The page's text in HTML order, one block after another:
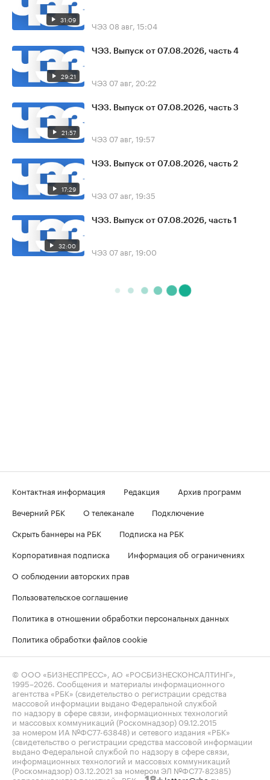
31:09 ЧЭЗ 08 авг, 15:04
29:21
ЧЭЗ. Выпуск от 07.08.2026, часть 4
ЧЭЗ 07 авг, 20:22
21:57
ЧЭЗ. Выпуск от 07.08.2026, часть 3
ЧЭЗ 07 авг, 19:57
17:29
ЧЭЗ. Выпуск от 07.08.2026, часть 2
ЧЭЗ 07 авг, 19:35
32:00
ЧЭЗ. Выпуск от 07.08.2026, часть 1
ЧЭЗ 07 авг, 19:00
Контактная информация Редакция
Архив программ
Вечерний РБК
О телеканале
Подключение
Скрыть баннеры на РБК
Подписка на РБК
Корпоративная подписка
Информация об ограничениях
О соблюдении авторских прав
Пользовательское соглашение
Политика в отношении обработки персональных данных
Политика обработки файлов cookie
© ООО «БИЗНЕСПРЕСС», АО «РОСБИЗНЕСКОНСАЛТИНГ»,
1995–2026 . Сообщения и материалы информационного
агентства «РБК» (свидетельство о регистрации средства
массовой информации выдано Федеральной службой
по надзору в сфере связи, информационных технологий
и массовых коммуникаций (Роскомнадзор) 09.12.2015
за номером ИА №ФС77-63848) и сетевого издания «РБК»
(свидетельство о регистрации средства массовой информации
выдано Федеральной службой по надзору в сфере связи,
информационных технологий и массовых коммуникаций
(Роскомнадзор) 03.12.2021 за номером ЭЛ №ФС77-82385)